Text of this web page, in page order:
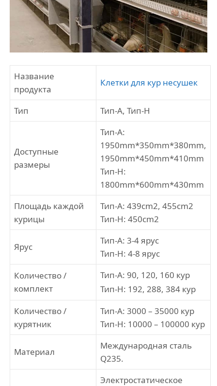
Название
продукта
Клетки для кур несушек
Тип Тип-А, Тип-Н
Доступные
размеры
Тип-А:
1950mm*350mm*380mm,
1950mm*450mm*410mm
Тип-Н:
1800mm*600mm*430mm
Площадь каждой
курицы
Тип-А: 439cm2, 455cm2
Тип-Н: 450cm2
Ярус
Тип-А: 3-4 ярус
Тип-Н: 4-8 ярус
Количество /
комплект
Тип-А: 90, 120, 160 кур
Тип-Н: 192, 288, 384 кур
Количество /
курятник
Тип-А: 3000 – 35000 кур
Тип-Н: 10000 – 100000 кур
Материал
Международная сталь
Q235.
Электростатическое